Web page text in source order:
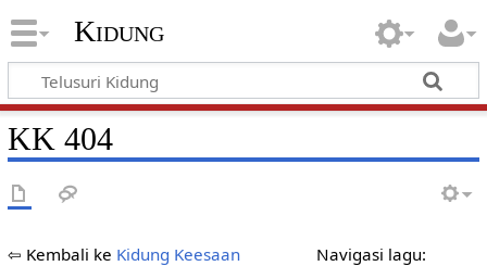
Kidung
KK 404
Navigasi lagu:
⇦ Kembali ke Kidung Keesaan